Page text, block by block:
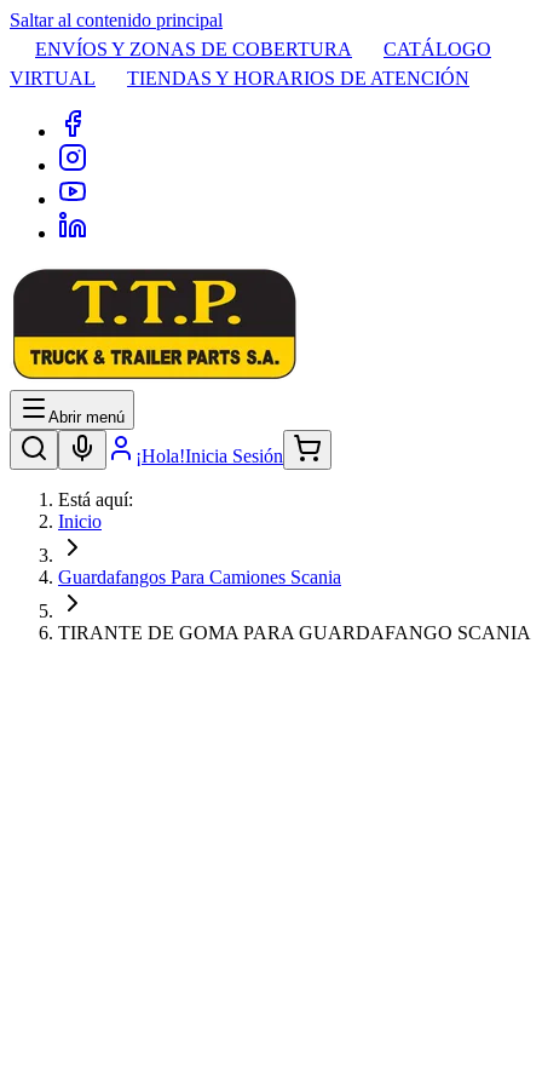
Saltar al contenido principal
ENVÍOS Y ZONAS DE COBERTURA
CATÁLOGO
VIRTUAL
TIENDAS Y HORARIOS DE ATENCIÓN
Abrir menú
¡Hola!Inicia Sesión
Está aquí:
Inicio
Guardafangos Para Camiones Scania
TIRANTE DE GOMA PARA GUARDAFANGO SCANIA